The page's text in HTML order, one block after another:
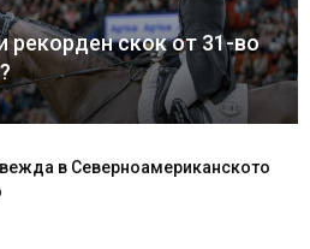
рекорден скок от 31-во
в Северноамериканското